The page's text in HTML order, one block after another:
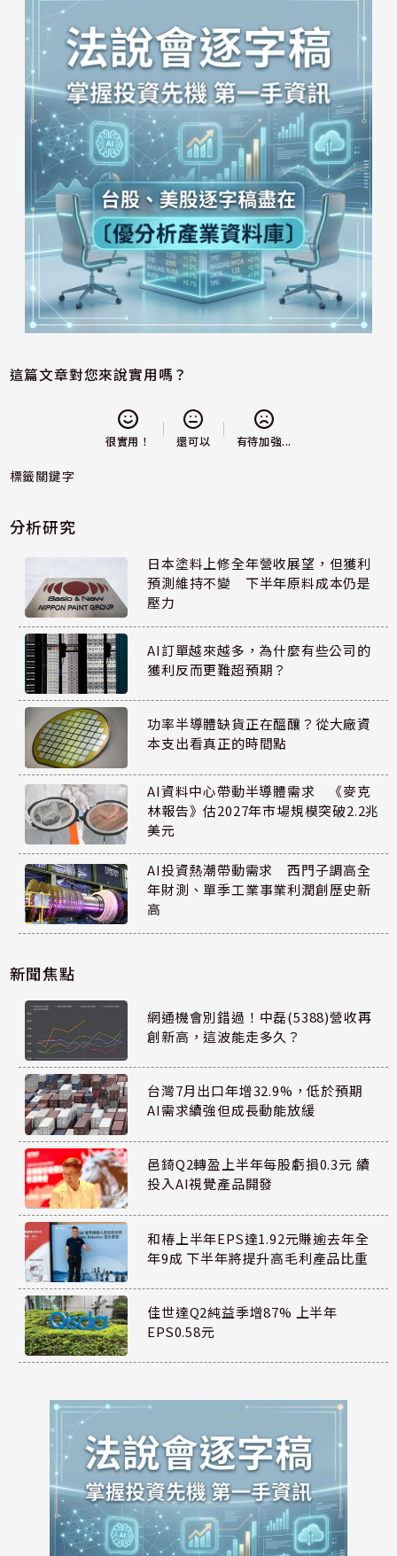
這篇文章對您來說實用嗎？
很實用！ 還可以 有待加強...
標籤關鍵字
分析研究
日本塗料上修全年營收展望，但獲利
預測維持不變 下半年原料成本仍是
壓力
AI訂單越來越多，為什麼有些公司的
獲利反而更難超預期？
功率半導體缺貨正在醞釀？從大廠資
本支出看真正的時間點
AI資料中心帶動半導體需求 《麥克
林報告》估2027年市場規模突破2.2兆
美元
AI投資熱潮帶動需求 西門子調高全
年財測、單季工業事業利潤創歷史新
高
新聞焦點
網通機會別錯過！中磊(5388)營收再
創新高，這波能走多久？
台灣7月出口年增32.9%，低於預期
AI需求續強但成長動能放緩
邑錡Q2轉盈上半年每股虧損0.3元 續
投入AI視覺產品開發
和椿上半年EPS達1.92元賺逾去年全
年9成 下半年將提升高毛利產品比重
佳世達Q2純益季增87% 上半年
EPS0.58元